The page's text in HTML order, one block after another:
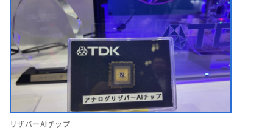
リザバーAIチップ